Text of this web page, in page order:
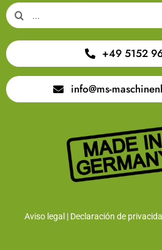
Search
for:
+49 5152
info@ms-
Aviso legal | Declaración de